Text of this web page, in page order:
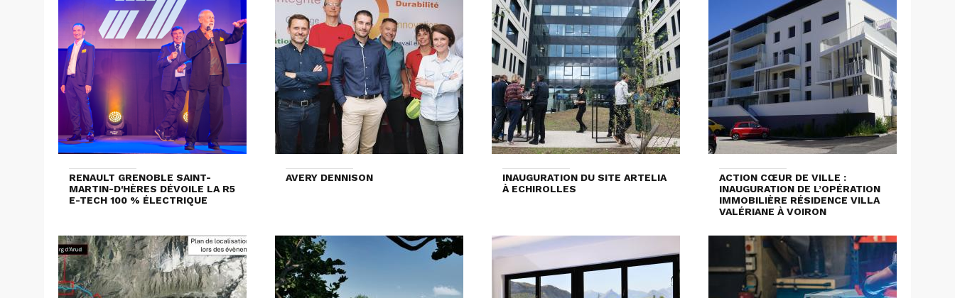
RENAULT GRENOBLE SAINT-
MARTIN-D'HÈRES DÉVOILE LA R5
E-TECH 100 % ÉLECTRIQUE
AVERY DENNISON
INAUGURATION DU SITE ARTELIA
À ECHIROLLES
ACTION CŒUR DE VILLE :
INAUGURATION DE L’OPÉRATION
IMMOBILIÈRE RÉSIDENCE VILLA
VALÉRIANE À VOIRON